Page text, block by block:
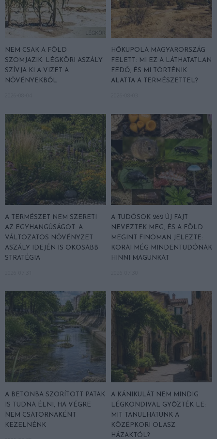
NEM CSAK A FÖLD
SZOMJAZIK: LÉGKÖRI ASZÁLY
SZÍVJA KI A VIZET A
NÖVÉNYEKBŐL
HŐKUPOLA MAGYARORSZÁG
FELETT: MI EZ A LÁTHATATLAN
FEDŐ, ÉS MI TÖRTÉNIK
ALATTA A TERMÉSZETTEL?
A TERMÉSZET NEM SZERETI
AZ EGYHANGÚSÁGOT: A
VÁLTOZATOS NÖVÉNYZET
ASZÁLY IDEJÉN IS OKOSABB
STRATÉGIA
A TUDÓSOK 262 ÚJ FAJT
NEVEZTEK MEG, ÉS A FÖLD
MEGINT FINOMAN JELEZTE:
KORAI MÉG MINDENTUDÓNAK
HINNI MAGUNKAT
A BETONBA SZORÍTOTT PATAK
IS TUDNA ÉLNI, HA VÉGRE
NEM CSATORNAKÉNT
KEZELNÉNK
A KÁNIKULÁT NEM MINDIG
LÉGKONDIVAL GYŐZTÉK LE:
MIT TANULHATUNK A
KÖZÉPKORI OLASZ
HÁZAKTÓL?